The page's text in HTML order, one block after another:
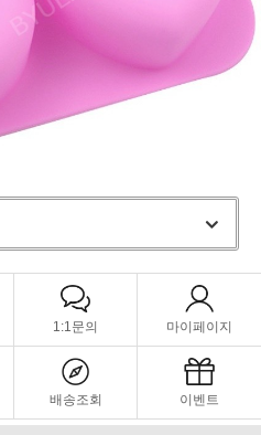
1:1문의 마이페이지
배송조회 이벤트